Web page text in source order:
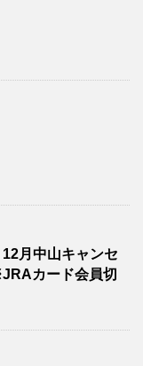
12月中山キャンセ
カード会員切